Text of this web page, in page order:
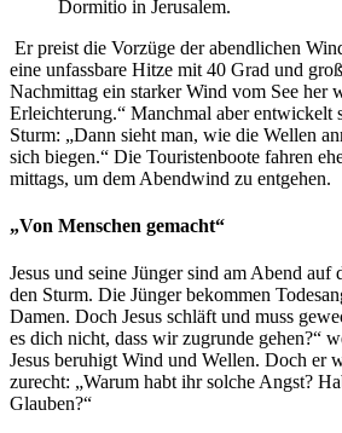
Dormitio in Jerusalem.
Er preist die Vorzüge der abendlichen
eine unfassbare Hitze mit 40 Grad und
Nachmittag ein starker Wind vom See her
Erleichterung.“ Manchmal aber entwickelt
Sturm: „Dann sieht man, wie die Wellen
sich biegen.“ Die Touristenboote fahren
mittags, um dem Abendwind zu entgehen.
„Von Menschen gemacht“
Jesus und seine Jünger sind am Abend auf
den Sturm. Die Jünger bekommen
Damen. Doch Jesus schläft und muss
es dich nicht, dass wir zugrunde gehen?“
Jesus beruhigt Wind und Wellen. Doch er
zurecht: „Warum habt ihr solche Angst?
Glauben?“